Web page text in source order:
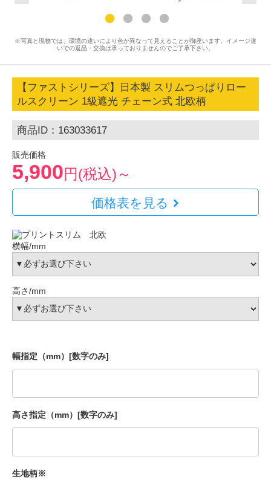
※写真と現物では、環境の違いにより色が異なって見えることが御座います。イメージ違
いでの返品・交換は承っておりませんのでご了承下さい。
【ファストシリーズ】日本製 スリムつっぱりロー
ルスクリーン 1級遮光 チェーン式 北欧柄
商品ID：163033617
販売価格
5,900円(税込)～
価格表を見る
横幅/mm
高さ/mm
幅指定（mm）[数字のみ]
高さ指定（mm）[数字のみ]
生地柄※